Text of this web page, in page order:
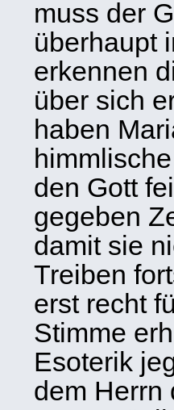
muss der
überhaupt
erkennen
über sich
haben
den Gott
gegeben
damit sie
Treiben
erst recht
Stimme
Esoterik
dem Herrn